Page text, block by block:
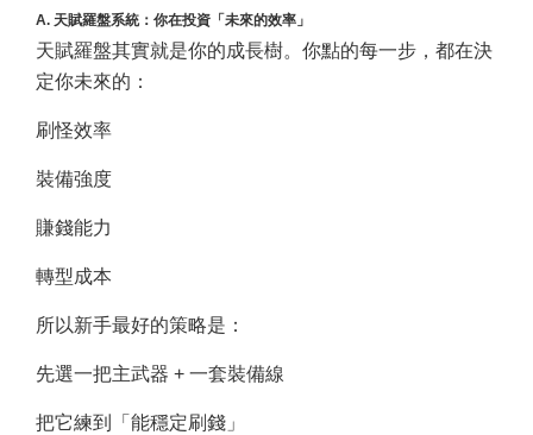
A. 天賦羅盤系統：你在投資「未來的效率」
天賦羅盤其實就是你的成長樹。你點的每一步，都在決
定你未來的：
刷怪效率
裝備強度
賺錢能力
轉型成本
所以新手最好的策略是：
先選一把主武器 + 一套裝備線
把它練到「能穩定刷錢」